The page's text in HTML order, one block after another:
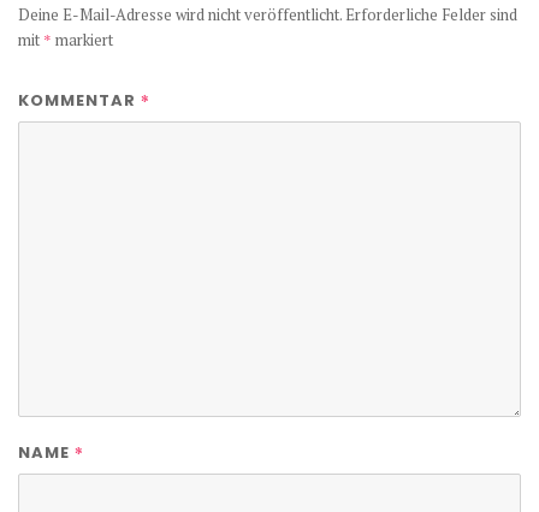
Deine E-Mail-Adresse wird nicht veröffentlicht. Erforderliche Felder sind
mit * markiert
KOMMENTAR *
NAME *